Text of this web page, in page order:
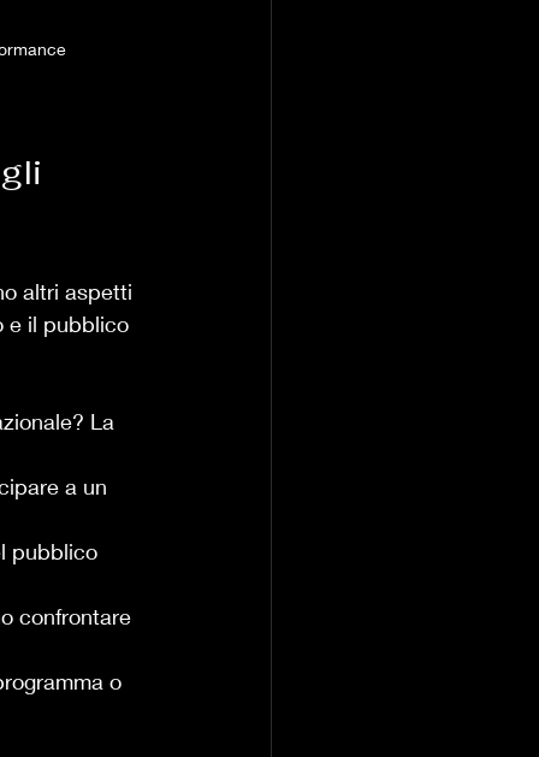
altri aspetti
e il pubblico
La
a un
pubblico
confrontare
o